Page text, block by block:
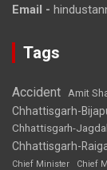
Email -
Tags
Accident Amit
Chhattisgarh-
Chhattisgarh-
Chhattisgarh-
Chief Minister
Chief